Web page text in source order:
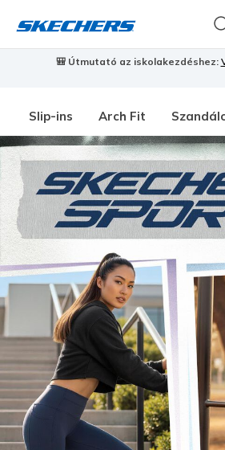
🎒 Útmutató az iskolakezdéshez:
Slip-ins Arch Fit